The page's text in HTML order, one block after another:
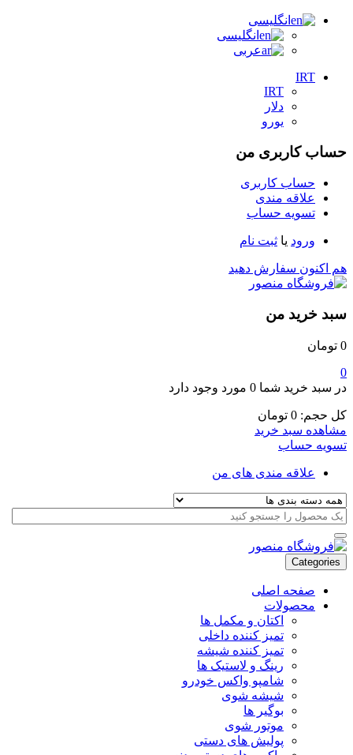
انگلیسی
انگلیسی
عربی
IRT
IRT
دلار
یورو
حساب کاربری من
حساب کاربری
علاقه مندی
تسویه حساب
ورود یا ثبت نام
هم اکنون سفارش دهید
سبد خرید من
0 تومان
0
در سبد خرید شما 0 مورد وجود دارد
کل حجم: 0 تومان
مشاهده سبد خرید
تسویه حساب
علاقه مندی های من
Categories
صفحه اصلی
محصولات
اکتان و مکمل ها
تمیز کننده داخلی
تمیز کننده شیشه
رینگ و لاستیک ها
شامپو واکس خودرو
شیشه شوی
بوگیر ها
موتور شوی
پولیش های دستی